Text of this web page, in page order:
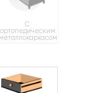
С
ортопедическим
металлокаркасом